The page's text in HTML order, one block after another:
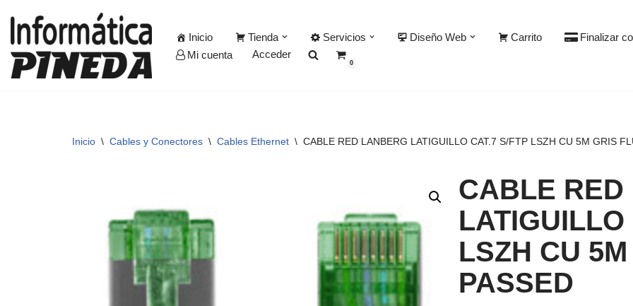
Saltar
al
contenido
Inicio Tienda Servicios Diseño Web Carrito
Finalizar
Mi cuenta
Acceder
0
Inicio \ Cables y Conectores \ Cables Ethernet \ CABLE RED LANBERG LATIGUILLO CAT.7 S/FTP LSZH CU 5M GRIS
CABLE RED
LATIGUILLO
LSZH CU
PASSED